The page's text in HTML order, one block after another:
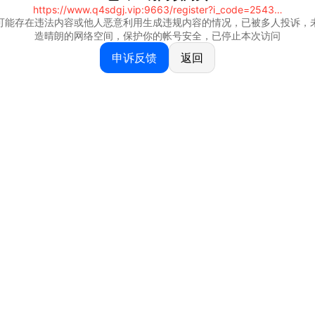
https://www.q4sdgj.vip:9663/register?i_code=25430844
能存在违法内容或他人恶意利用生成违规内容的情况，已被多人投诉，
造晴朗的网络空间，保护你的帐号安全，已停止本次访问
申诉反馈 返回